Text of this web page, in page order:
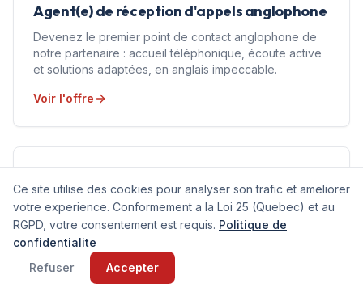
Agent(e) de réception d'appels anglophone
Devenez le premier point de contact anglophone de
notre partenaire : accueil téléphonique, écoute active
et solutions adaptées, en anglais impeccable.
Voir l'offre
Comptabilité
Consultant(e) Gestion – Solution Bâtiment
Rejoignez CCSAV à Tunis pour accompagner un
éditeur français d'ERP dédié au secteur du Bâtiment.
Vous intervenez de bout en bout : analyse & conseil,
Ce site utilise des cookies pour analyser son trafic et ameliorer
votre experience. Conformement a la Loi 25 (Quebec) et au
RGPD, votre consentement est requis. Politique de
confidentialite
Refuser
Accepter